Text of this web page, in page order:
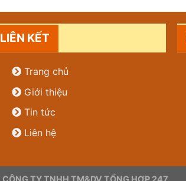
LIÊN KẾT
Trang chủ
Giới thiệu
Tin tức
Liên hệ
CÔNG TY TNHH TM&DV TỔNG HỢP 247